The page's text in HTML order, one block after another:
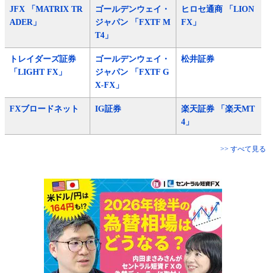
JFX 「MATRIX TR
ADER」
ゴールデンウェイ・
ジャパン 「FXTF M
T4」
ヒロセ通商 「LION
FX」
トレイダーズ証券
「LIGHT FX」
ゴールデンウェイ・
ジャパン 「FXTF G
X-FX」
松井証券
FXブロードネット IG証券
楽天証券 「楽天MT
4」
>> すべて見る